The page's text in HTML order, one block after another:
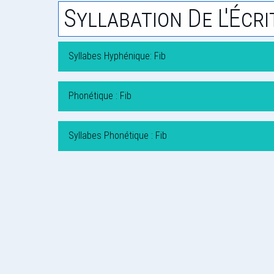
Syllabation De
Syllabes Hyphénique: Fib
Phonétique : Fib
Syllabes Phonétique : Fib